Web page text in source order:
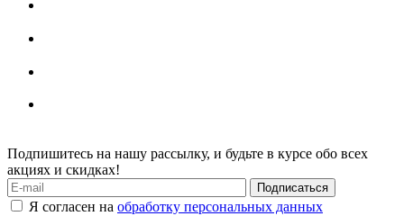
Подпишитесь на нашу рассылку, и будьте в курсе обо всех
акциях и скидках!
Я согласен на обработку персональных данных